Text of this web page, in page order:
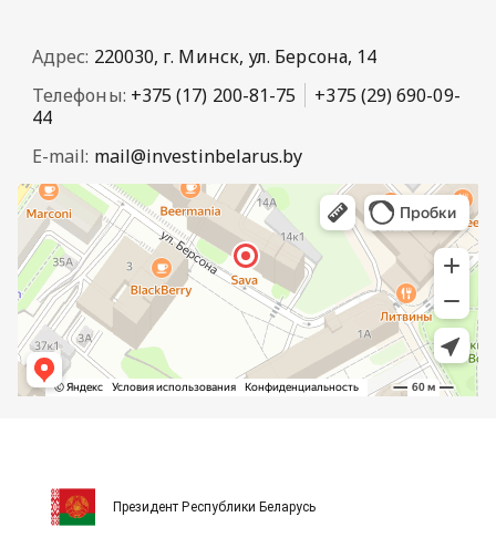
Адрес: 220030, г. Минск, ул. Берсона, 14
Телефоны: +375 (17) 200-81-75
+375 (29) 690-09-
44
E-mail: mail@investinbelarus.by
Президент Республики Беларусь